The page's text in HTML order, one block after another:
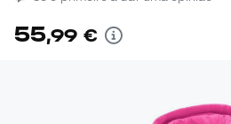
55,99 €